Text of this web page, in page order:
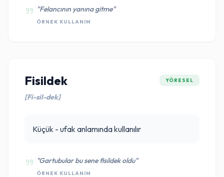
"Felancının yanına gitme"
ÖRNEK KULLANIM
Fisildek
[Fi-sil-dek]
YÖRESEL
Küçük - ufak anlamında kullanılır
"Gartubular bu sene fisildek oldu"
ÖRNEK KULLANIM